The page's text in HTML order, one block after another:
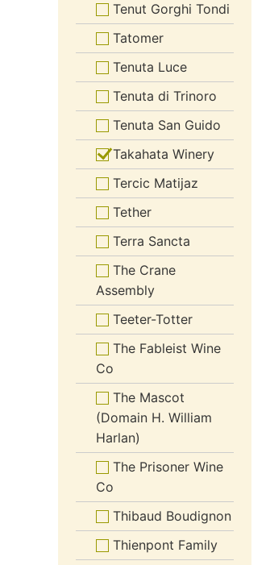
Tenut Gorghi Tondi
Tatomer
Tenuta Luce
Tenuta di Trinoro
Tenuta San Guido
Takahata Winery
Tercic Matijaz
Tether
Terra Sancta
The Crane
Assembly
Teeter-Totter
The Fableist Wine
Co
The Mascot
(Domain H. William
Harlan)
The Prisoner Wine
Co
Thibaud Boudignon
Thienpont Family